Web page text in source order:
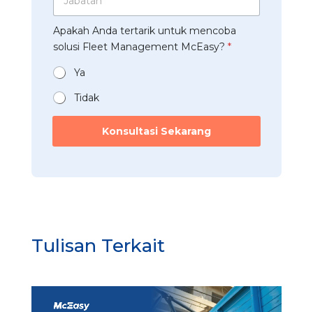
*
o
l
s
a
n
*
r
i
b
a
t
n
Apakah Anda tertarik untuk mencoba
solusi Fleet Management McEasy? *
Ya
Tidak
Konsultasi Sekarang
Tulisan Terkait